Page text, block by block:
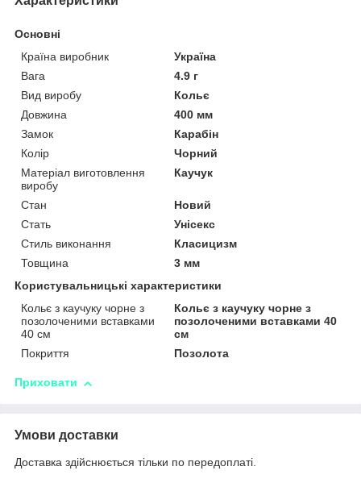
Основні
Країна виробник
Україна
Вага
4.9 г
Вид виробу
Кольє
Довжина
400 мм
Замок
Карабін
Колір
Чорний
Матеріал виготовлення
виробу
Каучук
Стан
Новий
Стать
Унісекс
Стиль виконання
Класицизм
Товщина
3 мм
Користувальницькі характеристики
Кольє з каучуку чорне з
позолоченими вставками
40 см
Кольє з каучуку чорне з
позолоченими вставками 40
см
Покриття
Позолота
Приховати
Умови доставки
Доставка здійснюється тільки по передоплаті.